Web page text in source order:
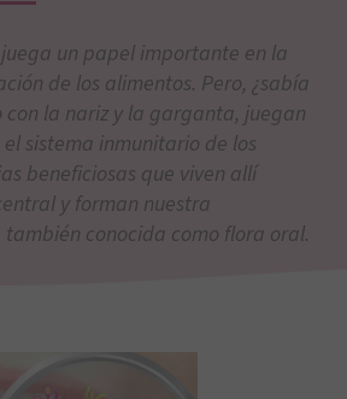
un papel importante en la
de los alimentos. Pero, ¿sabía
la nariz y la garganta, juegan
sistema inmunitario de los
beneficiosas que viven allí
y forman nuestra
conocida como flora oral.